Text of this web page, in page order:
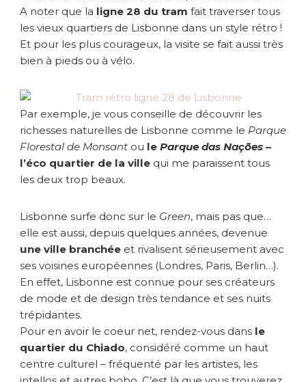
n
d
a
A noter que la ligne 28 du tram fait traverser tous
les vieux quartiers de Lisbonne dans un style rétro !
Et pour les plus courageux, la visite se fait aussi très
bien à pieds ou à vélo.
Par exemple, je vous conseille de découvrir les
richesses naturelles de Lisbonne comme le Parque
Florestal de Monsant ou le Parque das Nações –
l’éco quartier de la ville qui me paraissent tous
les deux trop beaux.
Lisbonne surfe donc sur le Green, mais pas que…
elle est aussi, depuis quelques années, devenue
une ville branchée et rivalisent sérieusement avec
ses voisines européennes (Londres, Paris, Berlin…).
En effet, Lisbonne est connue pour ses créateurs
de mode et de design très tendance et ses nuits
trépidantes.
Pour en avoir le coeur net, rendez-vous dans le
quartier du Chiado, considéré comme un haut
centre culturel – fréquenté par les artistes, les